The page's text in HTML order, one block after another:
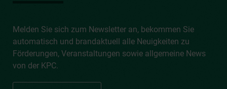
Melden Sie sich zum Newsletter an, bekommen Sie
automatisch und brandaktuell alle Neuigkeiten zu
Förderungen, Veranstaltungen sowie allgemeine News
von der KPC.